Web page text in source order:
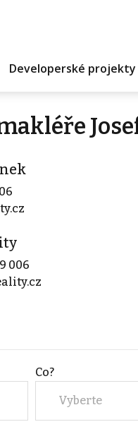
Developerské projekty
006
Co?
Vyberte